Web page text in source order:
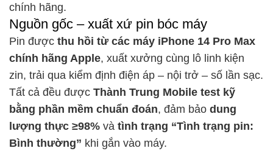
chính hãng.
Nguồn gốc – xuất xứ pin bóc máy
Pin được thu hồi từ các máy iPhone 14 Pro Max
chính hãng Apple, xuất xưởng cùng lô linh kiện
zin, trải qua kiểm định điện áp – nội trở – số lần sạc.
Tất cả đều được Thành Trung Mobile test kỹ
bằng phần mềm chuẩn đoán, đảm bảo dung
lượng thực ≥98% và tình trạng “Tình trạng pin:
Bình thường” khi gắn vào máy.